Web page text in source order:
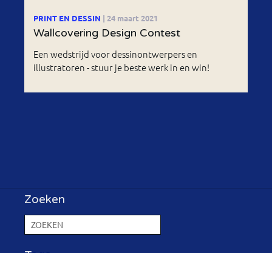
PRINT EN DESSIN | 24 maart 2021
Wallcovering Design Contest
Een wedstrijd voor dessinontwerpers en
illustratoren - stuur je beste werk in en win!
Zoeken